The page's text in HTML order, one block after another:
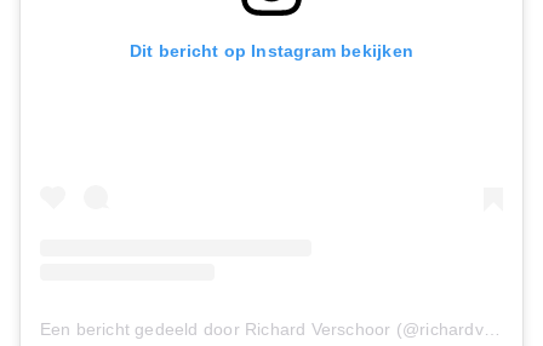
Dit bericht op Instagram bekijken
Een bericht gedeeld door Richard Verschoor (@richardverschoor)